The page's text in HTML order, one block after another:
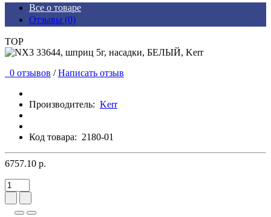
Все о товаре
Отзывы (0)
TOP
0 отзывов / Написать отзыв
Производитель: Kerr
Код товара: 2180-01
6757.10 р.